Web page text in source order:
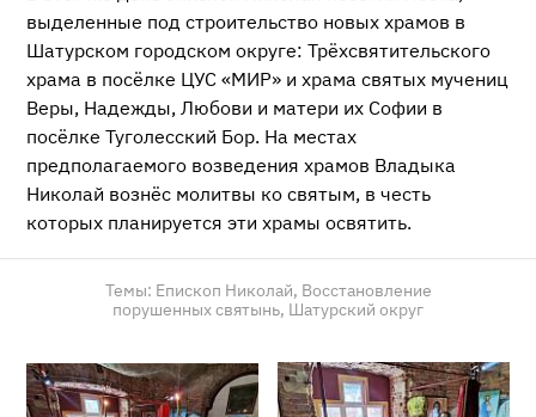
выделенные под строительство новых храмов в
Шатурском городском округе: Трёхсвятительского
храма в посёлке ЦУС «МИР» и храма святых мучениц
Веры, Надежды, Любови и матери их Софии в
посёлке Туголесский Бор. На местах
предполагаемого возведения храмов Владыка
Николай вознёс молитвы ко святым, в честь
которых планируется эти храмы освятить.
Темы: Епископ Николай, Восстановление
порушенных святынь, Шатурский округ